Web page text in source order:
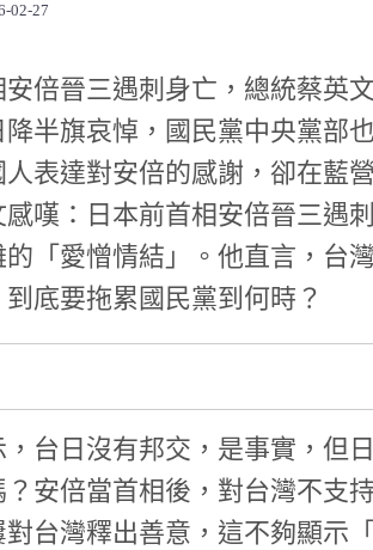
02-27
安倍晉三遇刺身亡，總統蔡英
降半旗哀悼，國民黨中央黨部
表達對安倍的感謝，卻在藍
嘆：日本前首相安倍晉三遇
「愛憎情結」。他直言，台
到底要拖累國民黨到何時？
台日沒有邦交，是事實，但
安倍當首相後，對台灣不支
對台灣釋出善意，這不夠顯示